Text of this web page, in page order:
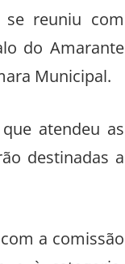
se reuniu com
do Amarante
Municipal.
atendeu as
destinadas a
a comissão